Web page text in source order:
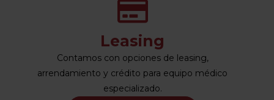
Leasing
Contamos con opciones de leasing,
arrendamiento y crédito para equipo médico
especializado.